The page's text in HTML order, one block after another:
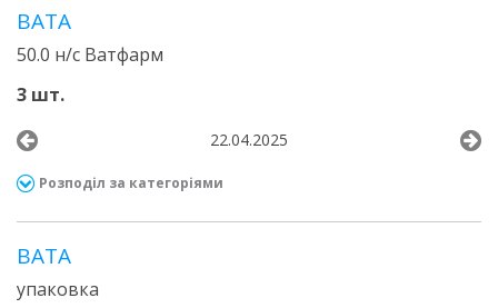
ВАТА
50.0 н/с Ватфарм
3 шт.
22.04.2025
Розподіл за категоріями
ВАТА
упаковка